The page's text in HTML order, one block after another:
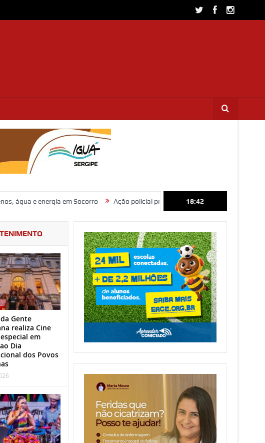
em Socorro Ação policial prende trio por furto de fios de cobre e
18:42
Gente
realiza Cine
em
Dia
dos Povos